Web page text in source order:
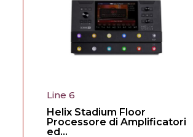
Line 6
Helix Stadium Floor
Processore di Amplificatori
ed...